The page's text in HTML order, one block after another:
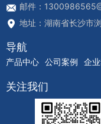
邮件：
地址：湖南省长沙市
导航
产品中心 公司案例 企
关注我们